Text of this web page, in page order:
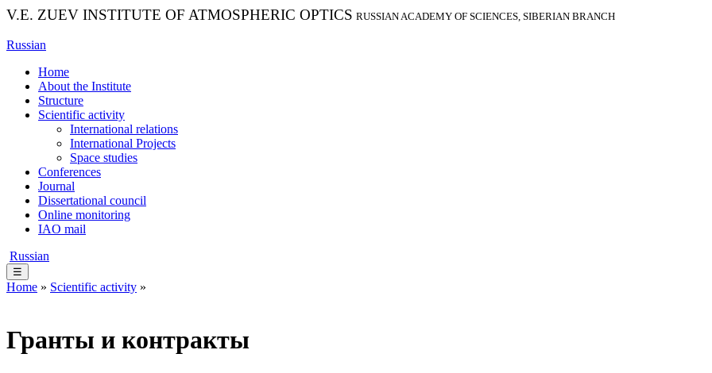
V.E. ZUEV INSTITUTE OF ATMOSPHERIC OPTICS RUSSIAN ACADEMY OF SCIENCES, SIBERIAN BRANCH
Russian
Home
About the Institute
Structure
Scientific activity
International relations
International Projects
Space studies
Conferences
Journal
Dissertational council
Online monitoring
IAO mail
Russian
☰
Home » Scientific activity »
Гранты и контракты